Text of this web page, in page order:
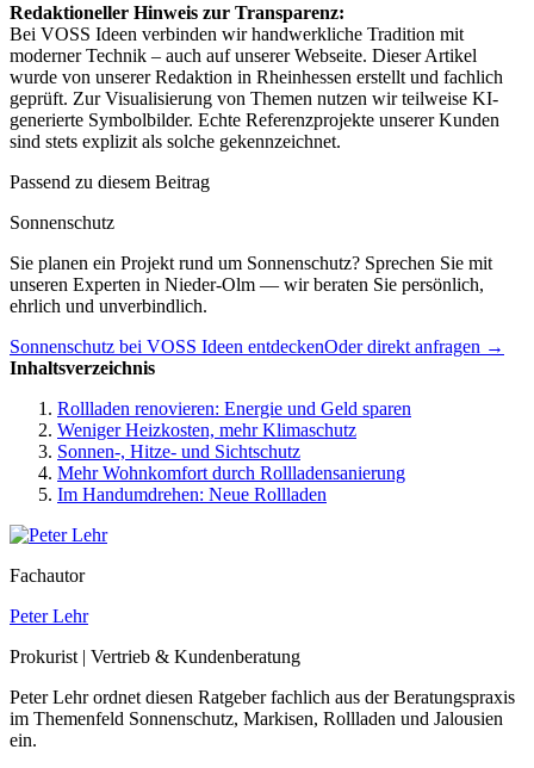
Redaktioneller Hinweis zur Transparenz:
Bei VOSS Ideen verbinden wir handwerkliche Tradition mit
moderner Technik – auch auf unserer Webseite. Dieser Artikel
wurde von unserer Redaktion in Rheinhessen erstellt und fachlich
geprüft. Zur Visualisierung von Themen nutzen wir teilweise KI-
generierte Symbolbilder. Echte Referenzprojekte unserer Kunden
sind stets explizit als solche gekennzeichnet.
Passend zu diesem Beitrag
Sonnenschutz
Sie planen ein Projekt rund um Sonnenschutz? Sprechen Sie mit
unseren Experten in Nieder-Olm — wir beraten Sie persönlich,
ehrlich und unverbindlich.
Sonnenschutz bei VOSS Ideen entdeckenOder direkt anfragen →
Inhaltsverzeichnis
Rollladen renovieren: Energie und Geld sparen
Weniger Heizkosten, mehr Klimaschutz
Sonnen-, Hitze- und Sichtschutz
Mehr Wohnkomfort durch Rollladensanierung
Im Handumdrehen: Neue Rollladen
Fachautor
Peter Lehr
Prokurist | Vertrieb & Kundenberatung
Peter Lehr ordnet diesen Ratgeber fachlich aus der Beratungspraxis
im Themenfeld Sonnenschutz, Markisen, Rollladen und Jalousien
ein.